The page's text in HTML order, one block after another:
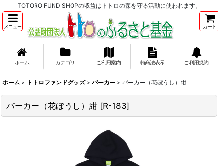
TOTORO FUND SHOPの収益はトトロの森を守る活動に使われます。
メニュー カート
ホーム カテゴリ ご利用案内 特商法表示 ご利用規約
ホーム > トトロファンドグッズ > パーカー > パーカー（花ぼうし）紺
パーカー（花ぼうし）紺 [R-183]